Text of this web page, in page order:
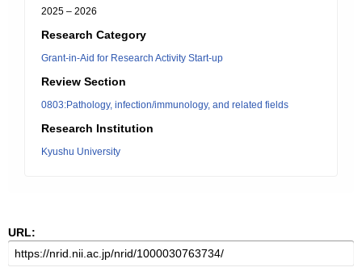
2025 – 2026
Research Category
Grant-in-Aid for Research Activity Start-up
Review Section
0803:Pathology, infection/immunology, and related fields
Research Institution
Kyushu University
URL: